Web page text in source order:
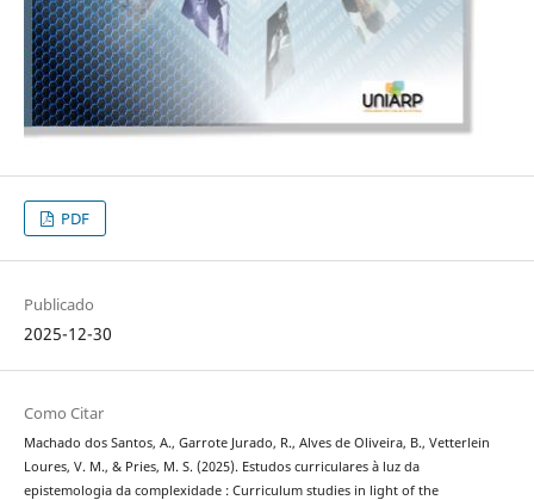
PDF
Publicado
2025-12-30
Como Citar
Machado dos Santos, A., Garrote Jurado, R., Alves de Oliveira, B., Vetterlein
Loures, V. M., & Pries, M. S. (2025). Estudos curriculares à luz da
epistemologia da complexidade : Curriculum studies in light of the